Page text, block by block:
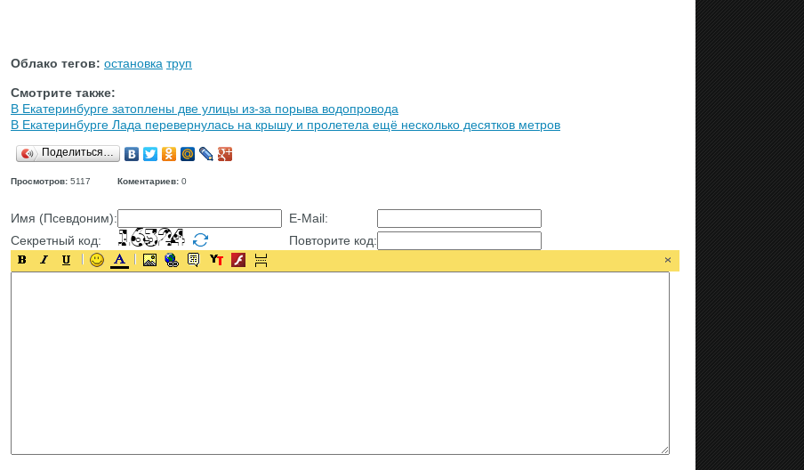
Облако тегов: остановка труп
Смотрите также:
В Екатеринбурге затоплены две улицы из-за порыва водопровода
В Екатеринбурге Лада перевернулась на крышу и пролетела ещё несколько десятков метров
Поделиться…
Просмотров: 5117 Коментариев: 0
Имя (Псевдоним):
E-Mail:
Секретный код:
Повторите код: